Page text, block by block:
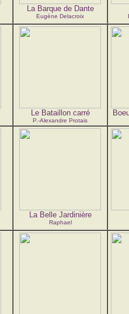
La Barque de Dante
Eugène Delacroix
Le Bataillon carré
P.-Alexandre Protais
La Belle Jardinière
Raphael